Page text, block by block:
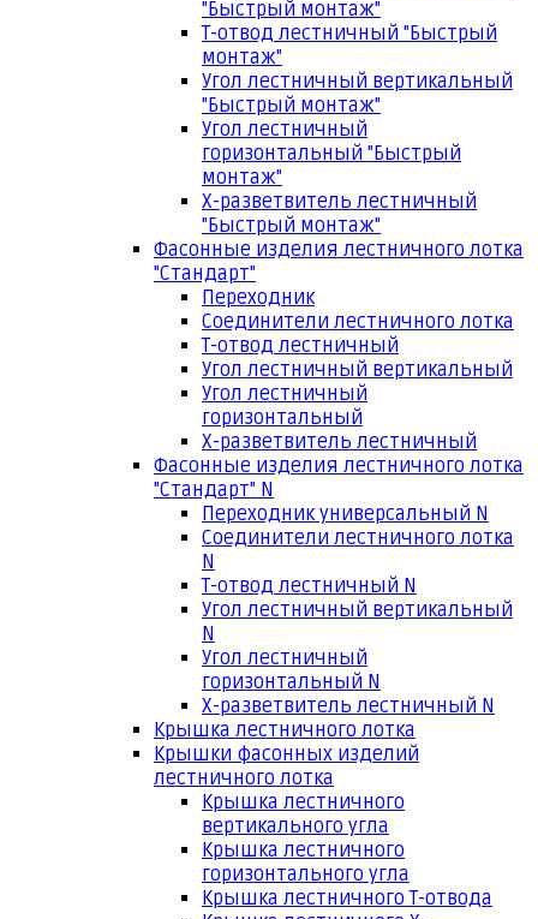
"Быстрый монтаж"
Т-отвод лестничный "Быстрый
монтаж"
Угол лестничный вертикальный
"Быстрый монтаж"
Угол лестничный
горизонтальный "Быстрый
монтаж"
Х-разветвитель лестничный
"Быстрый монтаж"
Фасонные изделия лестничного лотка
"Стандарт"
Переходник
Соединители лестничного лотка
Т-отвод лестничный
Угол лестничный вертикальный
Угол лестничный
горизонтальный
Х-разветвитель лестничный
Фасонные изделия лестничного лотка
"Стандарт" N
Переходник универсальный N
Соединители лестничного лотка
N
Т-отвод лестничный N
Угол лестничный вертикальный
N
Угол лестничный
горизонтальный N
Х-разветвитель лестничный N
Крышка лестничного лотка
Крышки фасонных изделий
лестничного лотка
Крышка лестничного
вертикального угла
Крышка лестничного
горизонтального угла
Крышка лестничного Т-отвода